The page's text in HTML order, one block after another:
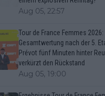
Aug 05, 22:57
Tour de France Femmes 2026:
Gesamtwertung nach der 5.
Prévot fünf Minuten hinter
verkürzt den Rückstand
Aug 05, 19:00